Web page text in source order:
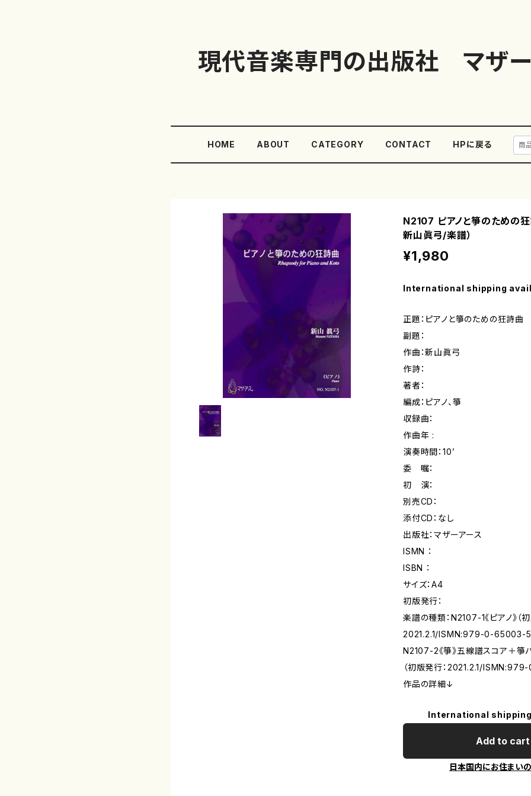
現代音楽専門の出版社 マザー
HOME ABOUT CATEGORY CONTACT HPに戻る
N2107 ピアノと箏のための狂
新山眞弓/楽譜）
¥1,980
International shipping
正題：ピアノと箏のための狂詩曲
副題：
作曲：新山眞弓
作詩：
著者：
編成：ピアノ、箏
収録曲：
作曲年 :
演奏時間：10’
委 嘱：
初 演：
別売CD：
添付CD：なし
出版社：マザーアース
ISMN ：
ISBN ：
サイズ：A4
初版発行：
楽譜の種類：N2107-1《ピアノ》（
2021.2.1/ISMN:979-0-65003-
N2107-2《箏》五線譜スコア＋箏
（初版発行：2021.2.1/
作品の詳細↓
International
Add to cart
日本国内にお住まい